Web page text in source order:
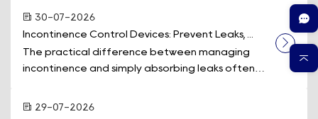
30-07-2026
Incontinence Control Devices: Prevent Leaks, ...
The practical difference between managing
incontinence and simply absorbing leaks often
29-07-2026